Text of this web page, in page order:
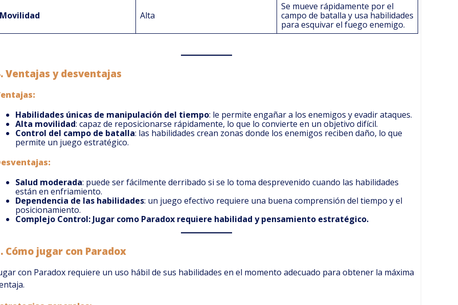
Movilidad Alta
Se mueve rápidamente por el
campo de batalla y usa habilidades
para esquivar el fuego enemigo.
Ventajas y desventajas
Habilidades únicas de manipulación del tiempo: le permite engañar a los enemigos y evadir ataques.
Alta movilidad: capaz de reposicionarse rápidamente, lo que lo convierte en un objetivo difícil.
Control del campo de batalla: las habilidades crean zonas donde los enemigos reciben daño, lo que
permite un juego estratégico.
Salud moderada: puede ser fácilmente derribado si se lo toma desprevenido cuando las habilidades
están en enfriamiento.
Dependencia de las habilidades: un juego efectivo requiere una buena comprensión del tiempo y el
posicionamiento.
Complejo Control: Jugar como Paradox requiere habilidad y pensamiento estratégico.
Cómo jugar con Paradox
con Paradox requiere un uso hábil de sus habilidades en el momento adecuado para obtener la máxima